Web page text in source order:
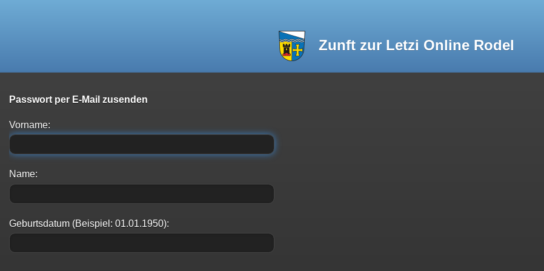
Zunft zur Letzi Online Rodel
Passwort per E-Mail zusenden
Vorname:
Name:
Geburtsdatum (Beispiel: 01.01.1950):